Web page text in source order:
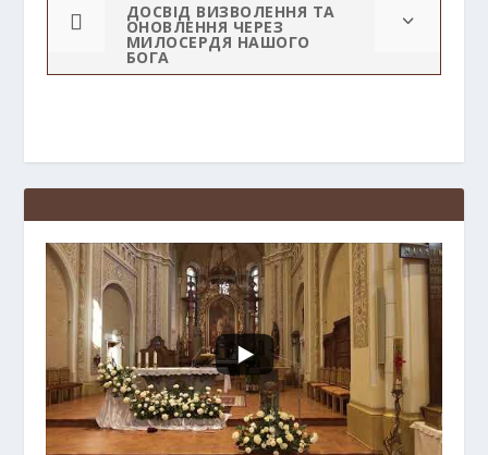
 ДОСВІД ВИЗВОЛЕННЯ ТА
ОНОВЛЕННЯ ЧЕРЕЗ
МИЛОСЕРДЯ НАШОГО
БОГА
3